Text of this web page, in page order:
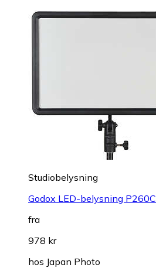
Studiobelysning
Godox LED-belysning P260C
fra
978 kr
hos Japan Photo